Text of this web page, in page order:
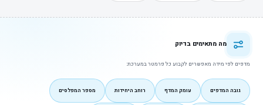
מה מתאימים בדיוק
מדפים לפי מידה מאפשרים לקבוע כל פרמטר במערכת:
גובה המדפים עומק המדף רוחב היחידות מספר המפלסים